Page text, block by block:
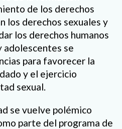
de los derechos
los derechos sexuales y
los derechos humanos
adolescentes se
para favorecer la
y el ejercicio
sexual.
se vuelve polémico
parte del programa de